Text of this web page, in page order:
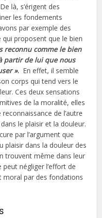
là, s’érigent des
les fondements
par exemple des
qui proposent que le bien
reconnu comme le bien
partir de lui que nous
». En effet, il semble
corps qui tend vers le
Ces deux sensations
de la moralité, elles
de l’autre
le plaisir et la douleur.
par l’argument que
plaisir dans la douleur des
trouvent même dans leur
négliger l’effort de
moral par des fondations